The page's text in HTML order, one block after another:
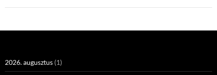
2026. augusztus (1)